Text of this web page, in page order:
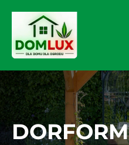
DORFORM